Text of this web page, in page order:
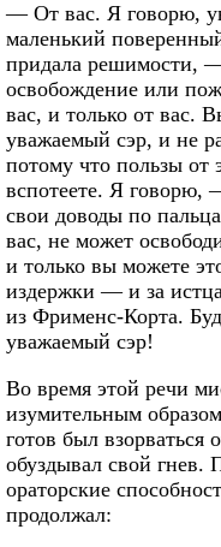
— От вас. Я говорю,
маленький
придала решимости,
освобождение или
вас, и только от вас.
уважаемый сэр, и не
потому что пользы от
вспотеете. Я говорю,
свои доводы по
вас, не может
и только вы можете
издержки — и за
из Фрименс-Корта.
уважаемый сэр!
Во время этой речи
изумительным
готов был взорваться
обуздывал свой гнев.
ораторские
продолжал: